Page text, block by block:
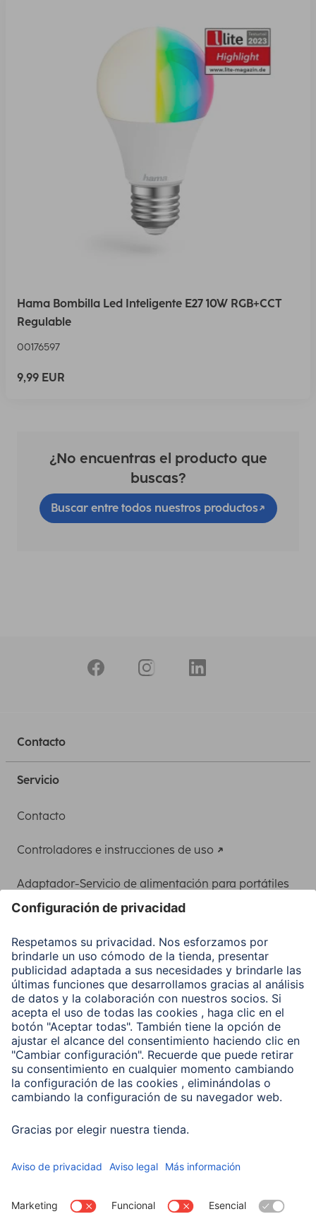
Hama Bombilla Led Inteligente E27 10W RGB+CCT
Regulable
00176597
9,99 EUR
¿No encuentras el producto que
buscas?
Buscar entre todos nuestros productos
Contacto
Servicio
Contacto
Controladores e instrucciones de uso
Adaptador-Servicio de alimentación para portátiles
Clientes online
Conviértete en distribuidor
Compañía
Historia de la empresa
Hama en todo el Mundo
Sostenibilidad
Business-Portal